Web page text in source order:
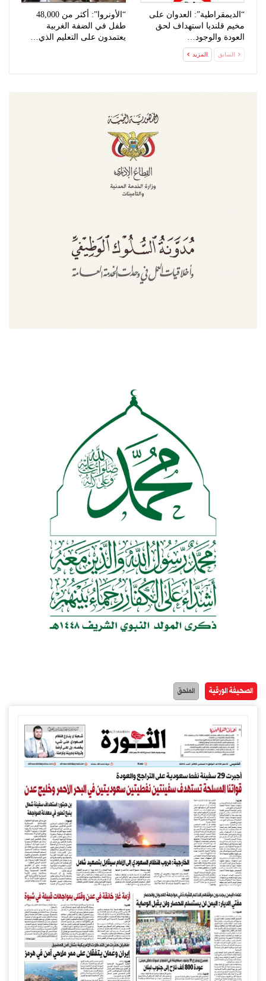
“الديمقراطية”: العدوان على
مخيم قلنديا استهداف لحق
العودة والوجود…
“الأونروا”: أكثر من 48,000
طفل في الضفة الغربية
يعتمدون على التعليم الذي…
السابق المزيد
الصحيفة الورقية الملحق